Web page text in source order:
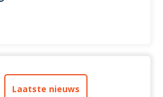
Laatste nieuws